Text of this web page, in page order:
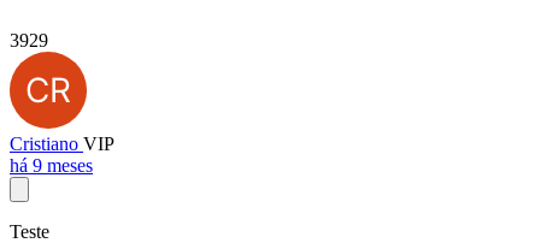
3929
Cristiano VIP
há 9 meses
Teste